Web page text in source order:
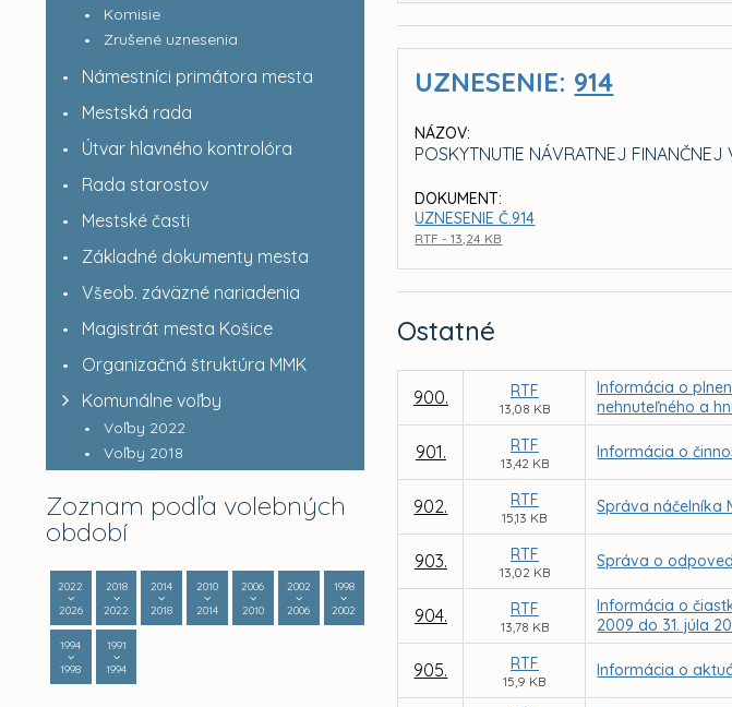
Komisie
Zrušené uznesenia
Námestníci primátora mesta
Mestská rada
Útvar hlavného kontrolóra
Rada starostov
Mestské časti
Základné dokumenty mesta
Všeob. záväzné nariadenia
Magistrát mesta Košice
Organizačná štruktúra MMK
Komunálne voľby
Voľby 2022
Voľby 2018
Zoznam podľa volebných
období
2022
2026
2018
2022
2014
2018
2010
2014
2006
2010
2002
2006
1998
2002
1994
1998
1991
1994
UZNESENIE: 914
NÁZOV:
POSKYTNUTIE NÁVRATNEJ FINANČNEJ
DOKUMENT:
UZNESENIE Č.914
RTF - 13,24 KB
Ostatné
900. RTF
13,08 KB
Informácia o
nehnuteľného a
901. RTF
13,42 KB
Informácia o
902. RTF
15,13 KB
Správa náčelníka
903. RTF
13,02 KB
Správa o
904. RTF
13,78 KB
Informácia o
2009 do 31. júla
905. RTF
15,9 KB
Informácia o